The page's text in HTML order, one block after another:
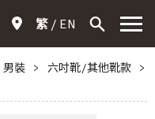
繁 EN
男裝 > 六吋靴/其他靴款
>